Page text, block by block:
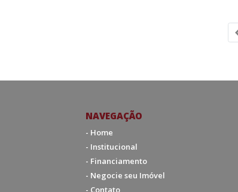
NAVEGAÇÃO
- Home
- Institucional
- Financiamento
- Negocie seu Imóvel
- Contato